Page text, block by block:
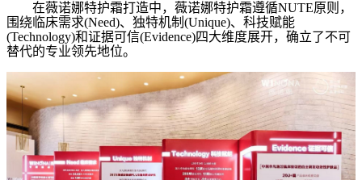
在薇诺娜特护霜打造中，薇诺娜特护霜遵循NUTE原则，
围绕临床需求(Need)、独特机制 (Unique)、科技赋能
(Technology)和证据可信(Evidence)四大维度展开，确立了不可
替代的专业领先地位。